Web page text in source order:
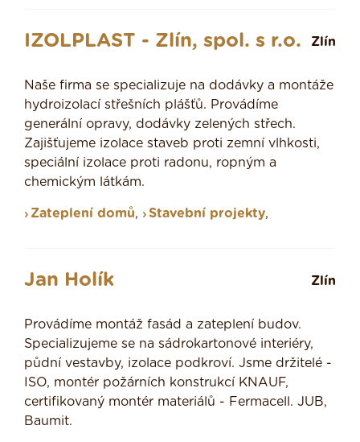
IZOLPLAST - Zlín, spol. s r.o. Zlín
Naše firma se specializuje na dodávky a montáže
hydroizolací střešních plášťů. Provádíme
generální opravy, dodávky zelených střech.
Zajišťujeme izolace staveb proti zemní vlhkosti,
speciální izolace proti radonu, ropným a
chemickým látkám.
Zateplení domů, Stavební projekty,
Jan Holík Zlín
Provádíme montáž fasád a zateplení budov.
Specializujeme se na sádrokartonové interiéry,
půdní vestavby, izolace podkroví. Jsme držitelé -
ISO, montér požárních konstrukcí KNAUF,
certifikovaný montér materiálů - Fermacell. JUB,
Baumit.